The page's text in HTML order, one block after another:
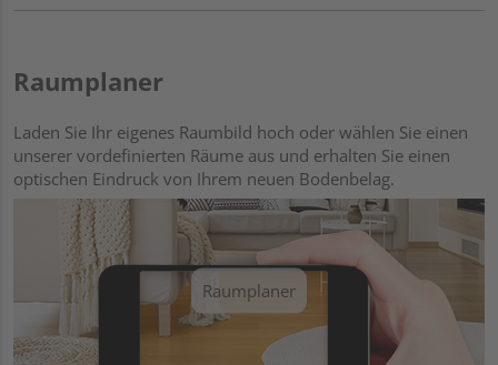
Raumplaner
Laden Sie Ihr eigenes Raumbild hoch oder wählen Sie einen
unserer vordefinierten Räume aus und erhalten Sie einen
optischen Eindruck von Ihrem neuen Bodenbelag.
Raumplaner